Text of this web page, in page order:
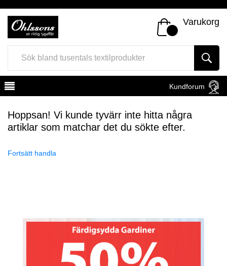
Varukorg
Kundforum
Hoppsan! Vi kunde tyvärr inte hitta några
artiklar som matchar det du sökte efter.
Fortsätt handla